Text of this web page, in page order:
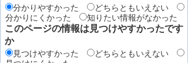
分かりやすかった
どちらともいえない
分かりにくかった
知りたい情報がなかった
このページの情報は見つけやすかったです
か
見つけやすかった
どちらともいえない
見つけにくかった